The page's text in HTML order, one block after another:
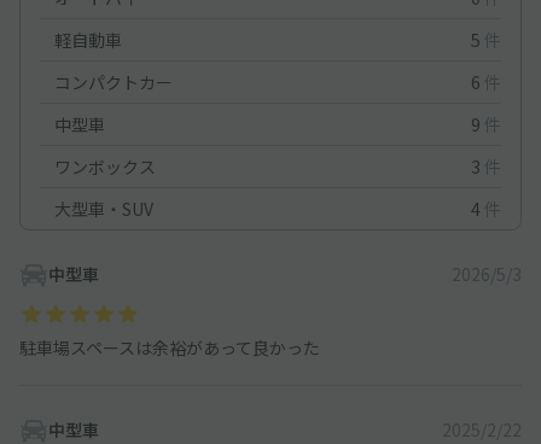
軽自動車
5 件
コンパクトカー
6 件
中型車
9 件
ワンボックス
3 件
大型車・SUV
4 件
中型車 2026/5/3
駐車場スペースは余裕があって良かった
中型車 2025/2/22